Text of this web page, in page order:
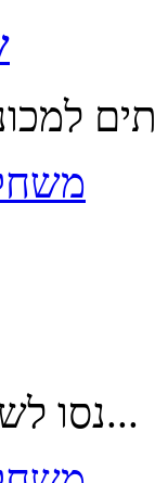
נסו לשלוט על אופנוע ים...